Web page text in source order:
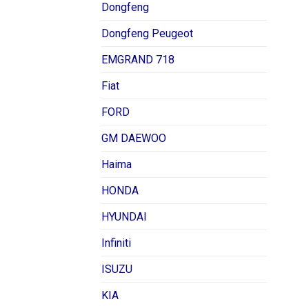
Dongfeng
Dongfeng Peugeot
EMGRAND 718
Fiat
FORD
GM DAEWOO
Haima
HONDA
HYUNDAI
Infiniti
ISUZU
KIA